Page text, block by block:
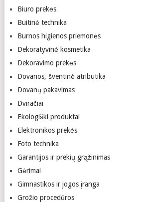
Biuro prekės
Buitinė technika
Burnos higienos priemonės
Dekoratyvinė kosmetika
Dekoravimo prekės
Dovanos, šventinė atributika
Dovanų pakavimas
Dviračiai
Ekologiški produktai
Elektronikos prekės
Foto technika
Garantijos ir prekių grąžinimas
Gėrimai
Gimnastikos ir jogos įranga
Grožio procedūros